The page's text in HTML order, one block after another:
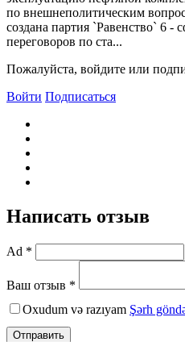
по внешнеполитическим
создана партия `Равенство` 6 -
переговоров по ста...
Пожалуйста, войдите или
Войти Подписаться
Написать отзыв
Ad *
Ваш отзыв *
Oxudum və razıyam Şərh
Отправить